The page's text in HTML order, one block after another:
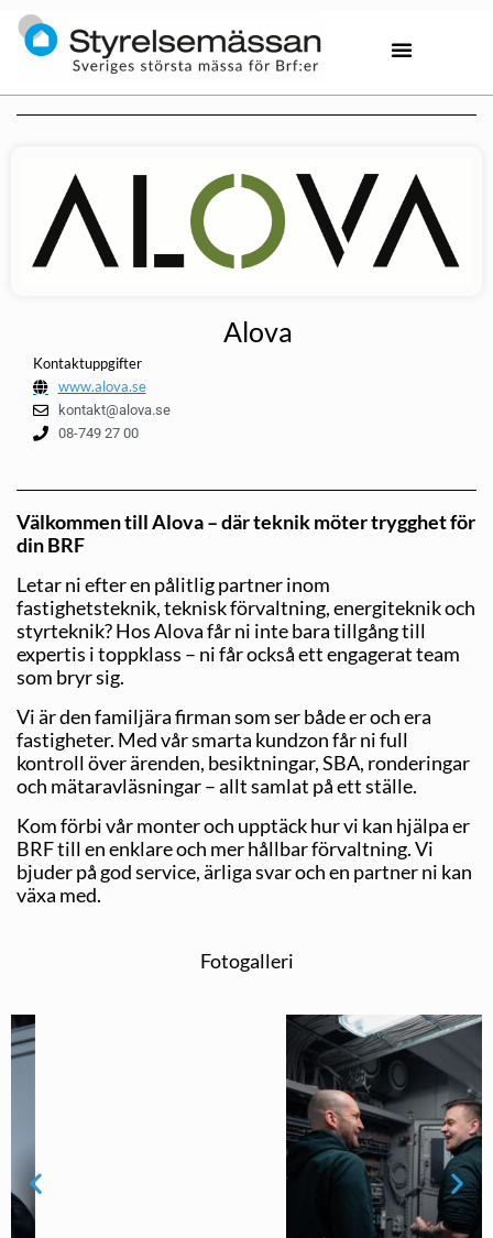
Alova
Kontaktuppgifter
www.alova.se
kontakt@alova.se
08-749 27 00
Välkommen till Alova – där teknik möter trygghet för
din BRF
Letar ni efter en pålitlig partner inom
fastighetsteknik, teknisk förvaltning, energiteknik och
styrteknik? Hos Alova får ni inte bara tillgång till
expertis i toppklass – ni får också ett engagerat team
som bryr sig.
Vi är den familjära firman som ser både er och era
fastigheter. Med vår smarta kundzon får ni full
kontroll över ärenden, besiktningar, SBA, ronderingar
och mätaravläsningar – allt samlat på ett ställe.
Kom förbi vår monter och upptäck hur vi kan hjälpa er
BRF till en enklare och mer hållbar förvaltning. Vi
bjuder på god service, ärliga svar och en partner ni kan
växa med.
Fotogalleri